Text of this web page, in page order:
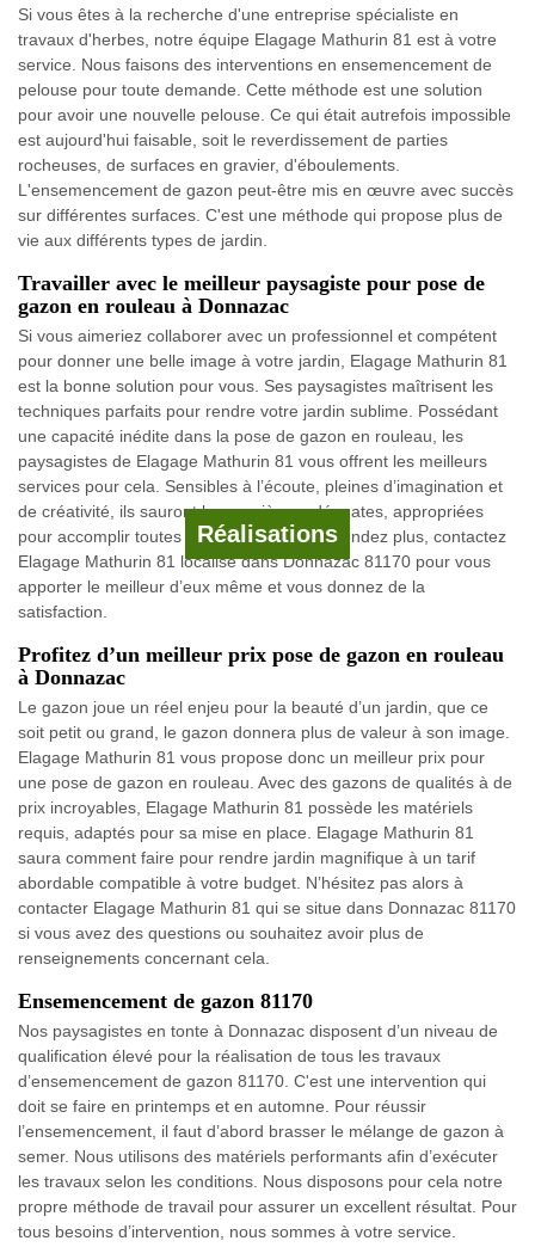
Réalisations
Si vous êtes à la recherche d'une entreprise spécialiste en
travaux d'herbes, notre équipe Elagage Mathurin 81 est à votre
service. Nous faisons des interventions en ensemencement de
pelouse pour toute demande. Cette méthode est une solution
pour avoir une nouvelle pelouse. Ce qui était autrefois impossible
est aujourd'hui faisable, soit le reverdissement de parties
rocheuses, de surfaces en gravier, d'éboulements.
L'ensemencement de gazon peut-être mis en œuvre avec succès
sur différentes surfaces. C'est une méthode qui propose plus de
vie aux différents types de jardin.
Travailler avec le meilleur paysagiste pour pose de
gazon en rouleau à Donnazac
Si vous aimeriez collaborer avec un professionnel et compétent
pour donner une belle image à votre jardin, Elagage Mathurin 81
est la bonne solution pour vous. Ses paysagistes maîtrisent les
techniques parfaits pour rendre votre jardin sublime. Possédant
une capacité inédite dans la pose de gazon en rouleau, les
paysagistes de Elagage Mathurin 81 vous offrent les meilleurs
services pour cela. Sensibles à l’écoute, pleines d’imagination et
de créativité, ils sauront les manières adéquates, appropriées
pour accomplir toutes vos demandes. N’attendez plus, contactez
Elagage Mathurin 81 localisé dans Donnazac 81170 pour vous
apporter le meilleur d’eux même et vous donnez de la
satisfaction.
Profitez d’un meilleur prix pose de gazon en rouleau
à Donnazac
Le gazon joue un réel enjeu pour la beauté d’un jardin, que ce
soit petit ou grand, le gazon donnera plus de valeur à son image.
Elagage Mathurin 81 vous propose donc un meilleur prix pour
une pose de gazon en rouleau. Avec des gazons de qualités à de
prix incroyables, Elagage Mathurin 81 possède les matériels
requis, adaptés pour sa mise en place. Elagage Mathurin 81
saura comment faire pour rendre jardin magnifique à un tarif
abordable compatible à votre budget. N’hésitez pas alors à
contacter Elagage Mathurin 81 qui se situe dans Donnazac 81170
si vous avez des questions ou souhaitez avoir plus de
renseignements concernant cela.
Ensemencement de gazon 81170
Nos paysagistes en tonte à Donnazac disposent d’un niveau de
qualification élevé pour la réalisation de tous les travaux
d’ensemencement de gazon 81170. C'est une intervention qui
doit se faire en printemps et en automne. Pour réussir
l’ensemencement, il faut d’abord brasser le mélange de gazon à
semer. Nous utilisons des matériels performants afin d’exécuter
les travaux selon les conditions. Nous disposons pour cela notre
propre méthode de travail pour assurer un excellent résultat. Pour
tous besoins d’intervention, nous sommes à votre service.